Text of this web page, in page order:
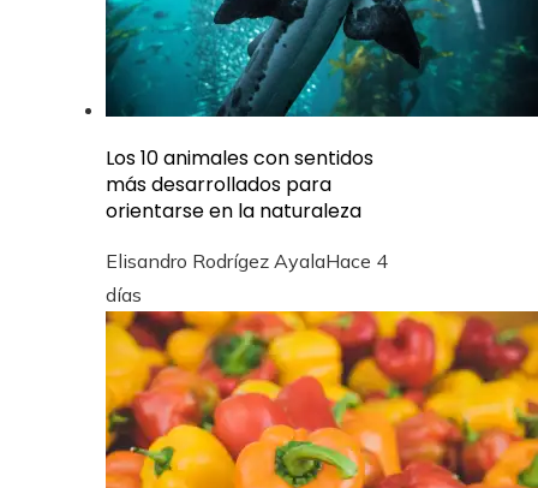
Los 10 animales con sentidos
más desarrollados para
orientarse en la naturaleza
Elisandro Rodrígez AyalaHace 4
días